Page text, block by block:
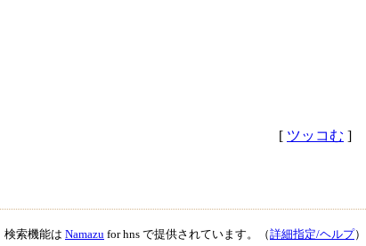
[ ツッコむ ]
検索機能は Namazu for hns で提供されています。（詳細指定/ヘルプ）